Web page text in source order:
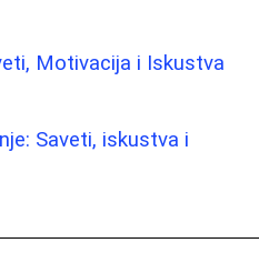
Motivacija i Iskustva
Saveti, iskustva i